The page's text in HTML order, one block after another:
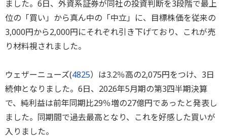
ました。6日、外資系証券が同社の投資判断を3段階で最上
位の「買い」から真ん中の「中立」に、目標株価を従来の
3,000円から2,000円にそれぞれ引き下げており、これが売
り材料視されました。
ウェザーニューズ(4825）は3.2％高の2,075円をつけ、3日
続伸となりました。6日、2026年5月期の第3四半期決算
で、純利益は前年同期比29％増の27億円であったと発表し
ました。同期間で過去最高となり、これを好感した買いが
入りました。